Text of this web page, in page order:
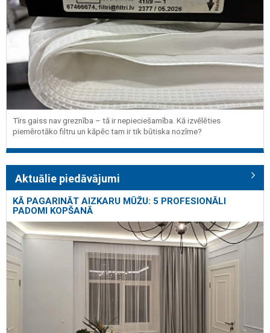
Tīrs gaiss nav greznība – tā ir nepieciešamība. Kā izvēlēties
piemērotāko filtru un kāpēc tam ir tik būtiska nozīme?
Aktuālie piedāvājumi
KĀ PAGARINĀT AIZKARU MŪŽU: 5 PROFESIONĀLI
PADOMI KOPŠANĀ